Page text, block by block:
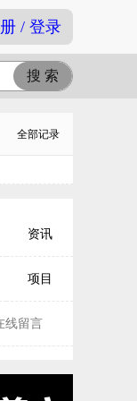
/ 登录
全部记录
资讯
项目
线留言